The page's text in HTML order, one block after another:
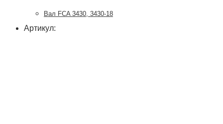
Вал FCA 3430, 3430-18
Артикул: